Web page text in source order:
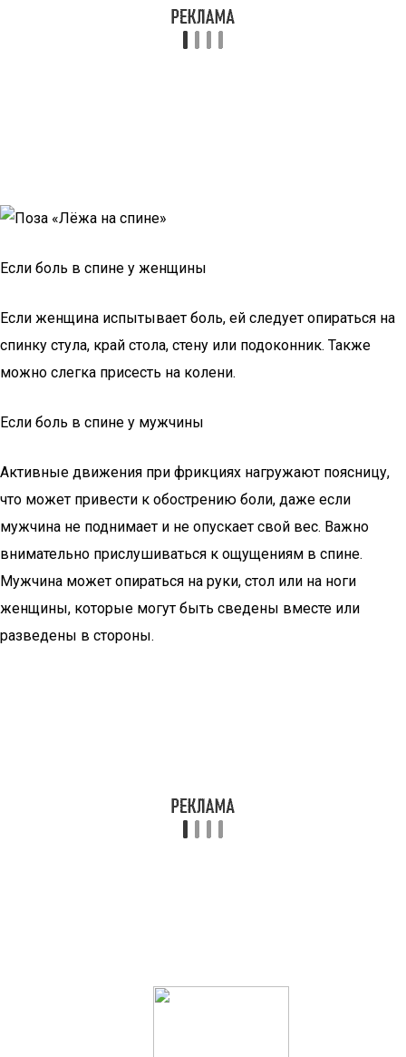
Если боль в спине у женщины
Если женщина испытывает боль, ей следует опираться на
спинку стула, край стола, стену или подоконник. Также
можно слегка присесть на колени.
Если боль в спине у мужчины
Активные движения при фрикциях нагружают поясницу,
что может привести к обострению боли, даже если
мужчина не поднимает и не опускает свой вес. Важно
внимательно прислушиваться к ощущениям в спине.
Мужчина может опираться на руки, стол или на ноги
женщины, которые могут быть сведены вместе или
разведены в стороны.